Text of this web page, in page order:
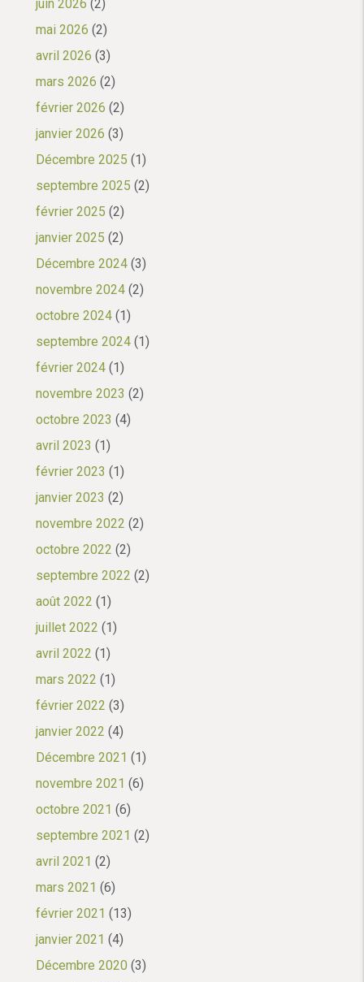
juin 2026 (2)
mai 2026 (2)
avril 2026 (3)
mars 2026 (2)
février 2026 (2)
janvier 2026 (3)
Décembre 2025 (1)
septembre 2025 (2)
février 2025 (2)
janvier 2025 (2)
Décembre 2024 (3)
novembre 2024 (2)
octobre 2024 (1)
septembre 2024 (1)
février 2024 (1)
novembre 2023 (2)
octobre 2023 (4)
avril 2023 (1)
février 2023 (1)
janvier 2023 (2)
novembre 2022 (2)
octobre 2022 (2)
septembre 2022 (2)
août 2022 (1)
juillet 2022 (1)
avril 2022 (1)
mars 2022 (1)
février 2022 (3)
janvier 2022 (4)
Décembre 2021 (1)
novembre 2021 (6)
octobre 2021 (6)
septembre 2021 (2)
avril 2021 (2)
mars 2021 (6)
février 2021 (13)
janvier 2021 (4)
Décembre 2020 (3)